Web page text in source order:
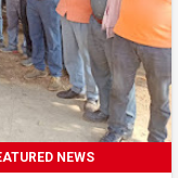
NEWS